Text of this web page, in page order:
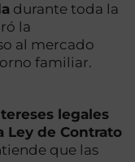
durante toda la
la
al mercado
familiar.
legales
Ley de Contrato
que las